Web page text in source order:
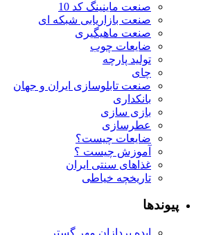
صنعت ماینینگ کد 10
صنعت بازاریابی شبکه ای
صنعت ماهیگیری
ضایعات چوب
تولید پارچه
چای
صنعت تابلوسازی ایران و جهان
بانکداری
بازی سازی
عطرسازی
ضایعات چیست؟
آموزش چیست ؟
غذاهای سنتی ایران
تاریخچه خیاطی
پیوندها
ایده پردازان مهر گستر